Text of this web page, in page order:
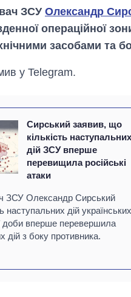
ЗСУ Олександр
операційної
засобами та
у Telegram.
Сирський заявив, що
кількість наступальних
дій ЗСУ вперше
перевищила російські
атаки
ЗСУ Олександр Сирський
наступальних дій українських
доби вперше перевершила
дій з боку противника.